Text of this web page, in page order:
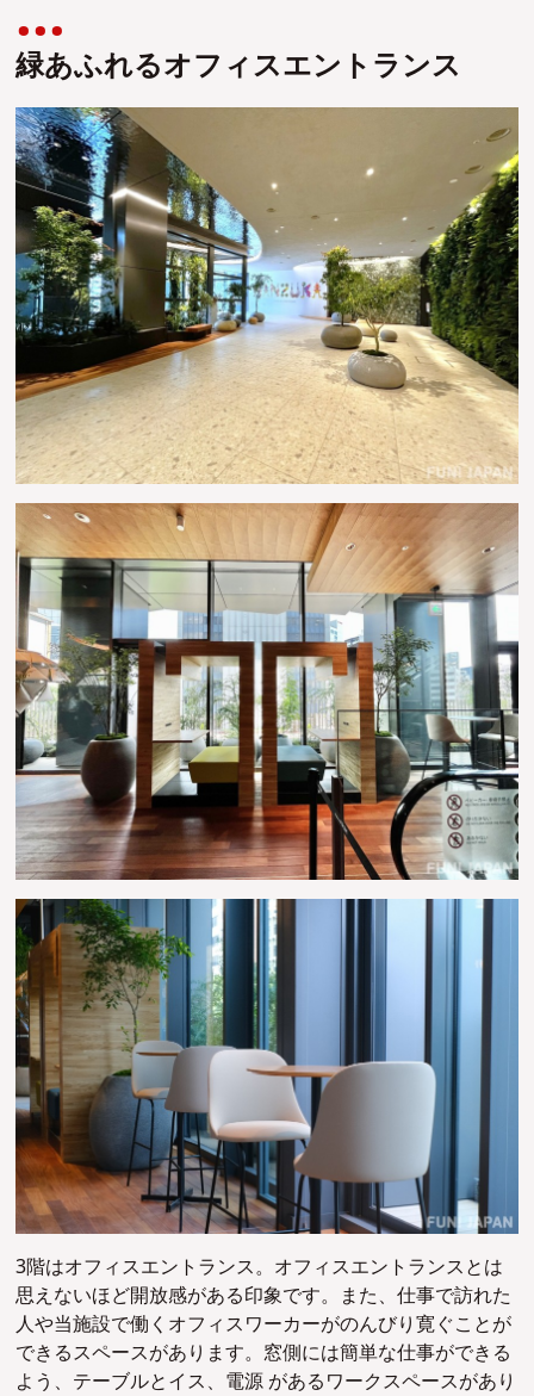
緑あふれるオフィスエントランス
3階はオフィスエントランス。オフィスエントランスとは
思えないほど開放感がある印象です。また、仕事で訪れた
人や当施設で働くオフィスワーカーがのんびり寛ぐことが
できるスペースがあります。窓側には簡単な仕事ができる
よう、テーブルとイス、電源 があるワークスペースがあり